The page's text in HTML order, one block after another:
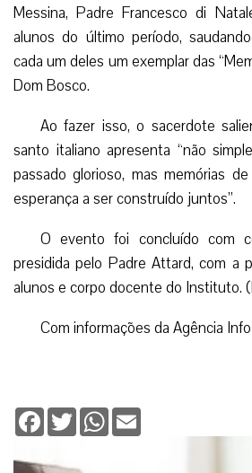
Messina, Padre Francesco di
alunos do último período,
cada um deles um exemplar das
Dom Bosco.
Ao fazer isso, o sacerdote
santo italiano apresenta “não
passado glorioso, mas memórias
esperança a ser construído juntos”.
O evento foi concluído com
presidida pelo Padre Attard, com a
alunos e corpo docente do Instituto.
Com informações da Agência
Facebook
TwitterWhatsApp